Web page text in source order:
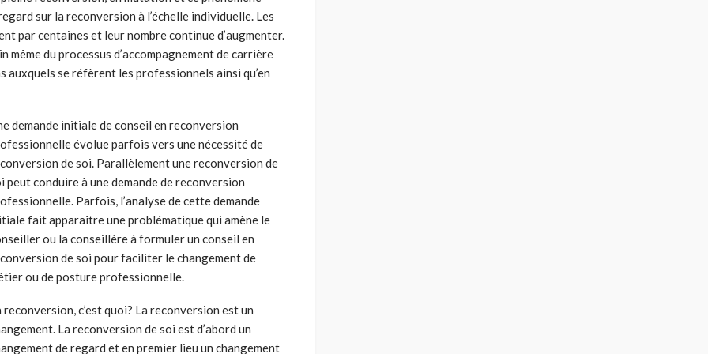
sur la reconversion à l’échelle individuelle. Les
par centaines et leur nombre continue d’augmenter.
même du processus d’accompagnement de carrière
auxquels se réfèrent les professionnels ainsi qu’en
demande initiale de conseil en reconversion
évolue parfois vers une nécessité de
de soi. Parallèlement une reconversion de
peut conduire à une demande de reconversion
Parfois, l’analyse de cette demande
fait apparaître une problématique qui amène le
ou la conseillère à formuler un conseil en
de soi pour faciliter le changement de
ou de posture professionnelle.
reconversion, c’est quoi? La reconversion est un
La reconversion de soi est d’abord un
de regard et en premier lieu un changement